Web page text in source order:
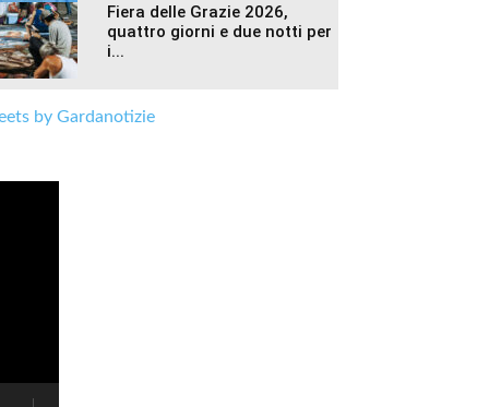
Fiera delle Grazie 2026,
quattro giorni e due notti per
i...
by Gardanotizie